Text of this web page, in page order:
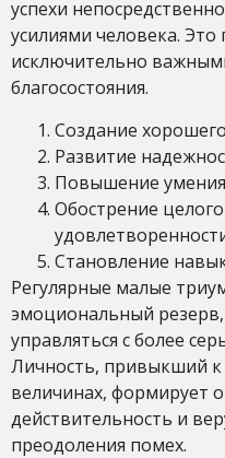
успехи
усилиями человека.
исключительно
благосостояния.
Создание
Развитие
Повышение
Обострение
Становление
Регулярные малые
эмоциональный
управляться с более
Личность, привыкший
величинах, формирует
действительность и
преодоления помех.